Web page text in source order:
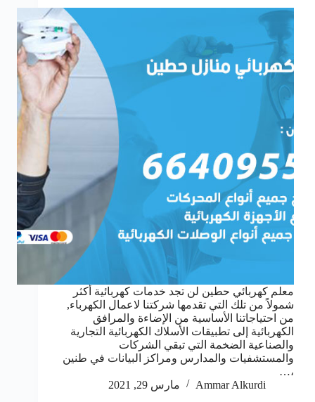
معلم كهربائي حطين لن تجد خدمات كهربائية أكثر
شمولاً من تلك التي تقدمها شركتنا لاعمال الكهرباء,
من احتياجاتنا الأساسية من الإضاءة والمرافق
الكهربائية إلى تطبيقات الأسلاك الكهربائية التجارية
والصناعية الضخمة التي تبقي الشركات
والمستشفيات والمدارس ومراكز البيانات في طنين
،…
Ammar Alkurdi
مارس 29, 2021